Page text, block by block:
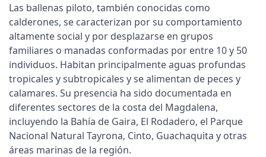
Las ballenas piloto, también conocidas como
calderones, se caracterizan por su comportamiento
altamente social y por desplazarse en grupos
familiares o manadas conformadas por entre 10 y 50
individuos. Habitan principalmente aguas profundas
tropicales y subtropicales y se alimentan de peces y
calamares. Su presencia ha sido documentada en
diferentes sectores de la costa del Magdalena,
incluyendo la Bahía de Gaira, El Rodadero, el Parque
Nacional Natural Tayrona, Cinto, Guachaquita y otras
áreas marinas de la región.